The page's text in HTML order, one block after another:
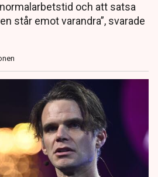
och att satsa
står emot varandra”, svarade